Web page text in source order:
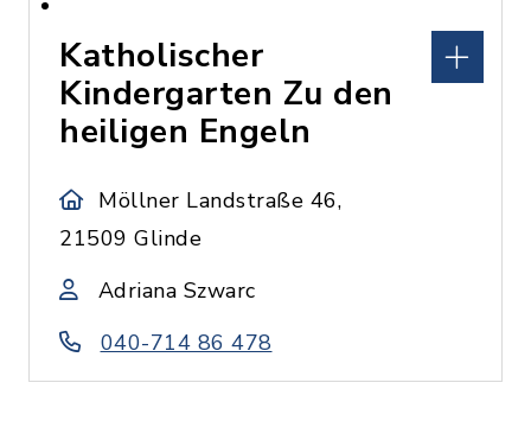
Katholischer
Kindergarten Zu den
heiligen Engeln
Möllner Landstraße 46,
21509 Glinde
Adriana Szwarc
040-714 86 478